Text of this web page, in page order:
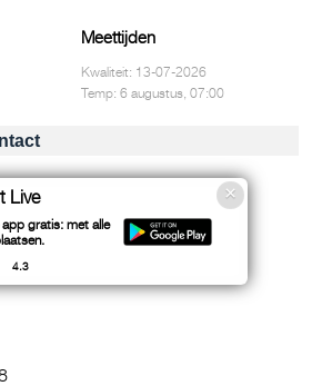
Meettijden
Kwaliteit: 13-07-2026
Temp: 6 augustus, 07:00
Live
gratis: met alle
4.3